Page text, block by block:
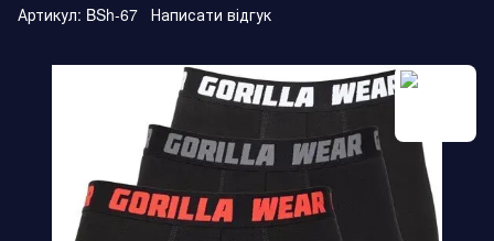
Артикул: BSh-67 Написати відгук